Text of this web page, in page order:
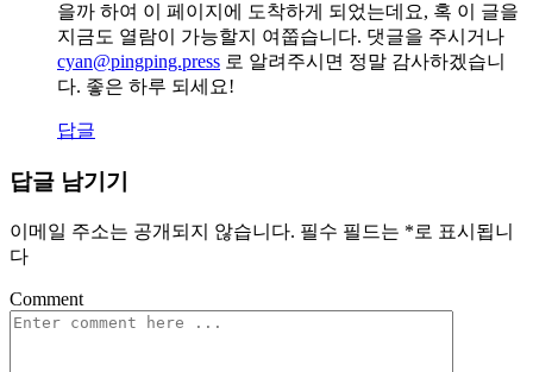
을까 하여 이 페이지에 도착하게 되었는데요, 혹 이 글을
지금도 열람이 가능할지 여쭙습니다. 댓글을 주시거나
cyan@pingping.press 로 알려주시면 정말 감사하겠습니
다. 좋은 하루 되세요!
답글
답글 남기기
이메일 주소는 공개되지 않습니다. 필수 필드는 *로 표시됩니
다
Comment